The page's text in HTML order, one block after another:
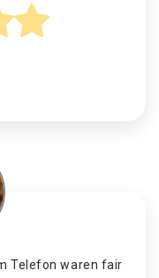
Telefon waren fair